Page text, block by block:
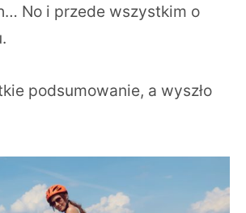
No i przede wszystkim o
podsumowanie, a wyszło